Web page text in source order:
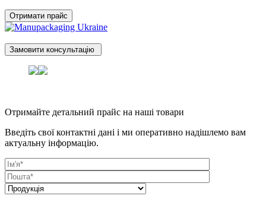
Отримати прайс
Замовити консультацію
Отримайте детальний прайс на наші товари
Введіть свої контактні дані і ми оперативно надішлемо вам
актуальну інформацію.